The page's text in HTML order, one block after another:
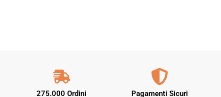
275.000 Ordini Pagamenti Sicuri